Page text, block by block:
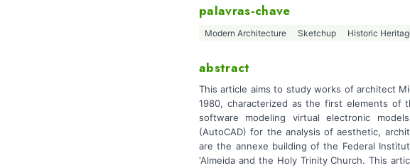
palavras-chave
Modern Architecture Sketchup Historic
abstract
This article aims to study works of architect
1980, characterized as the first elements of
software modeling virtual electronic
(AutoCAD) for the analysis of aesthetic,
are the annexe building of the Federal
'Almeida and the Holy Trinity Church. This